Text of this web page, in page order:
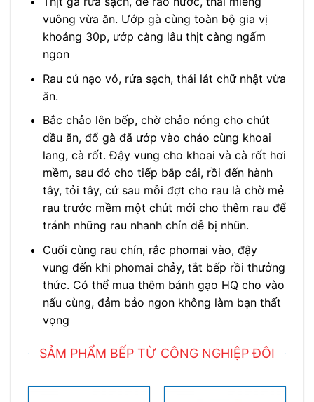
vuông vừa ăn. Ướp gà cùng toàn bộ gia vị
khoảng 30p, ướp càng lâu thịt càng ngấm
ngon
Rau củ nạo vỏ, rửa sạch, thái lát chữ nhật vừa
ăn.
Bắc chảo lên bếp, chờ chảo nóng cho chút
dầu ăn, đổ gà đã ướp vào chảo cùng khoai
lang, cà rốt. Đậy vung cho khoai và cà rốt hơi
mềm, sau đó cho tiếp bắp cải, rồi đến hành
tây, tỏi tây, cứ sau mỗi đợt cho rau là chờ mẻ
rau trước mềm một chút mới cho thêm rau để
tránh những rau nhanh chín dễ bị nhũn.
Cuối cùng rau chín, rắc phomai vào, đậy
vung đến khi phomai chảy, tắt bếp rồi thưởng
thức. Có thể mua thêm bánh gạo HQ cho vào
nấu cùng, đảm bảo ngon không làm bạn thất
vọng
SẢM PHẨM BẾP TỪ CÔNG NGHIỆP ĐÔI